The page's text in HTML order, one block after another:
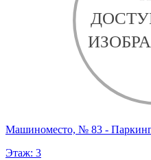
Машиноместо, № 83 - Паркинг
Этаж: 3